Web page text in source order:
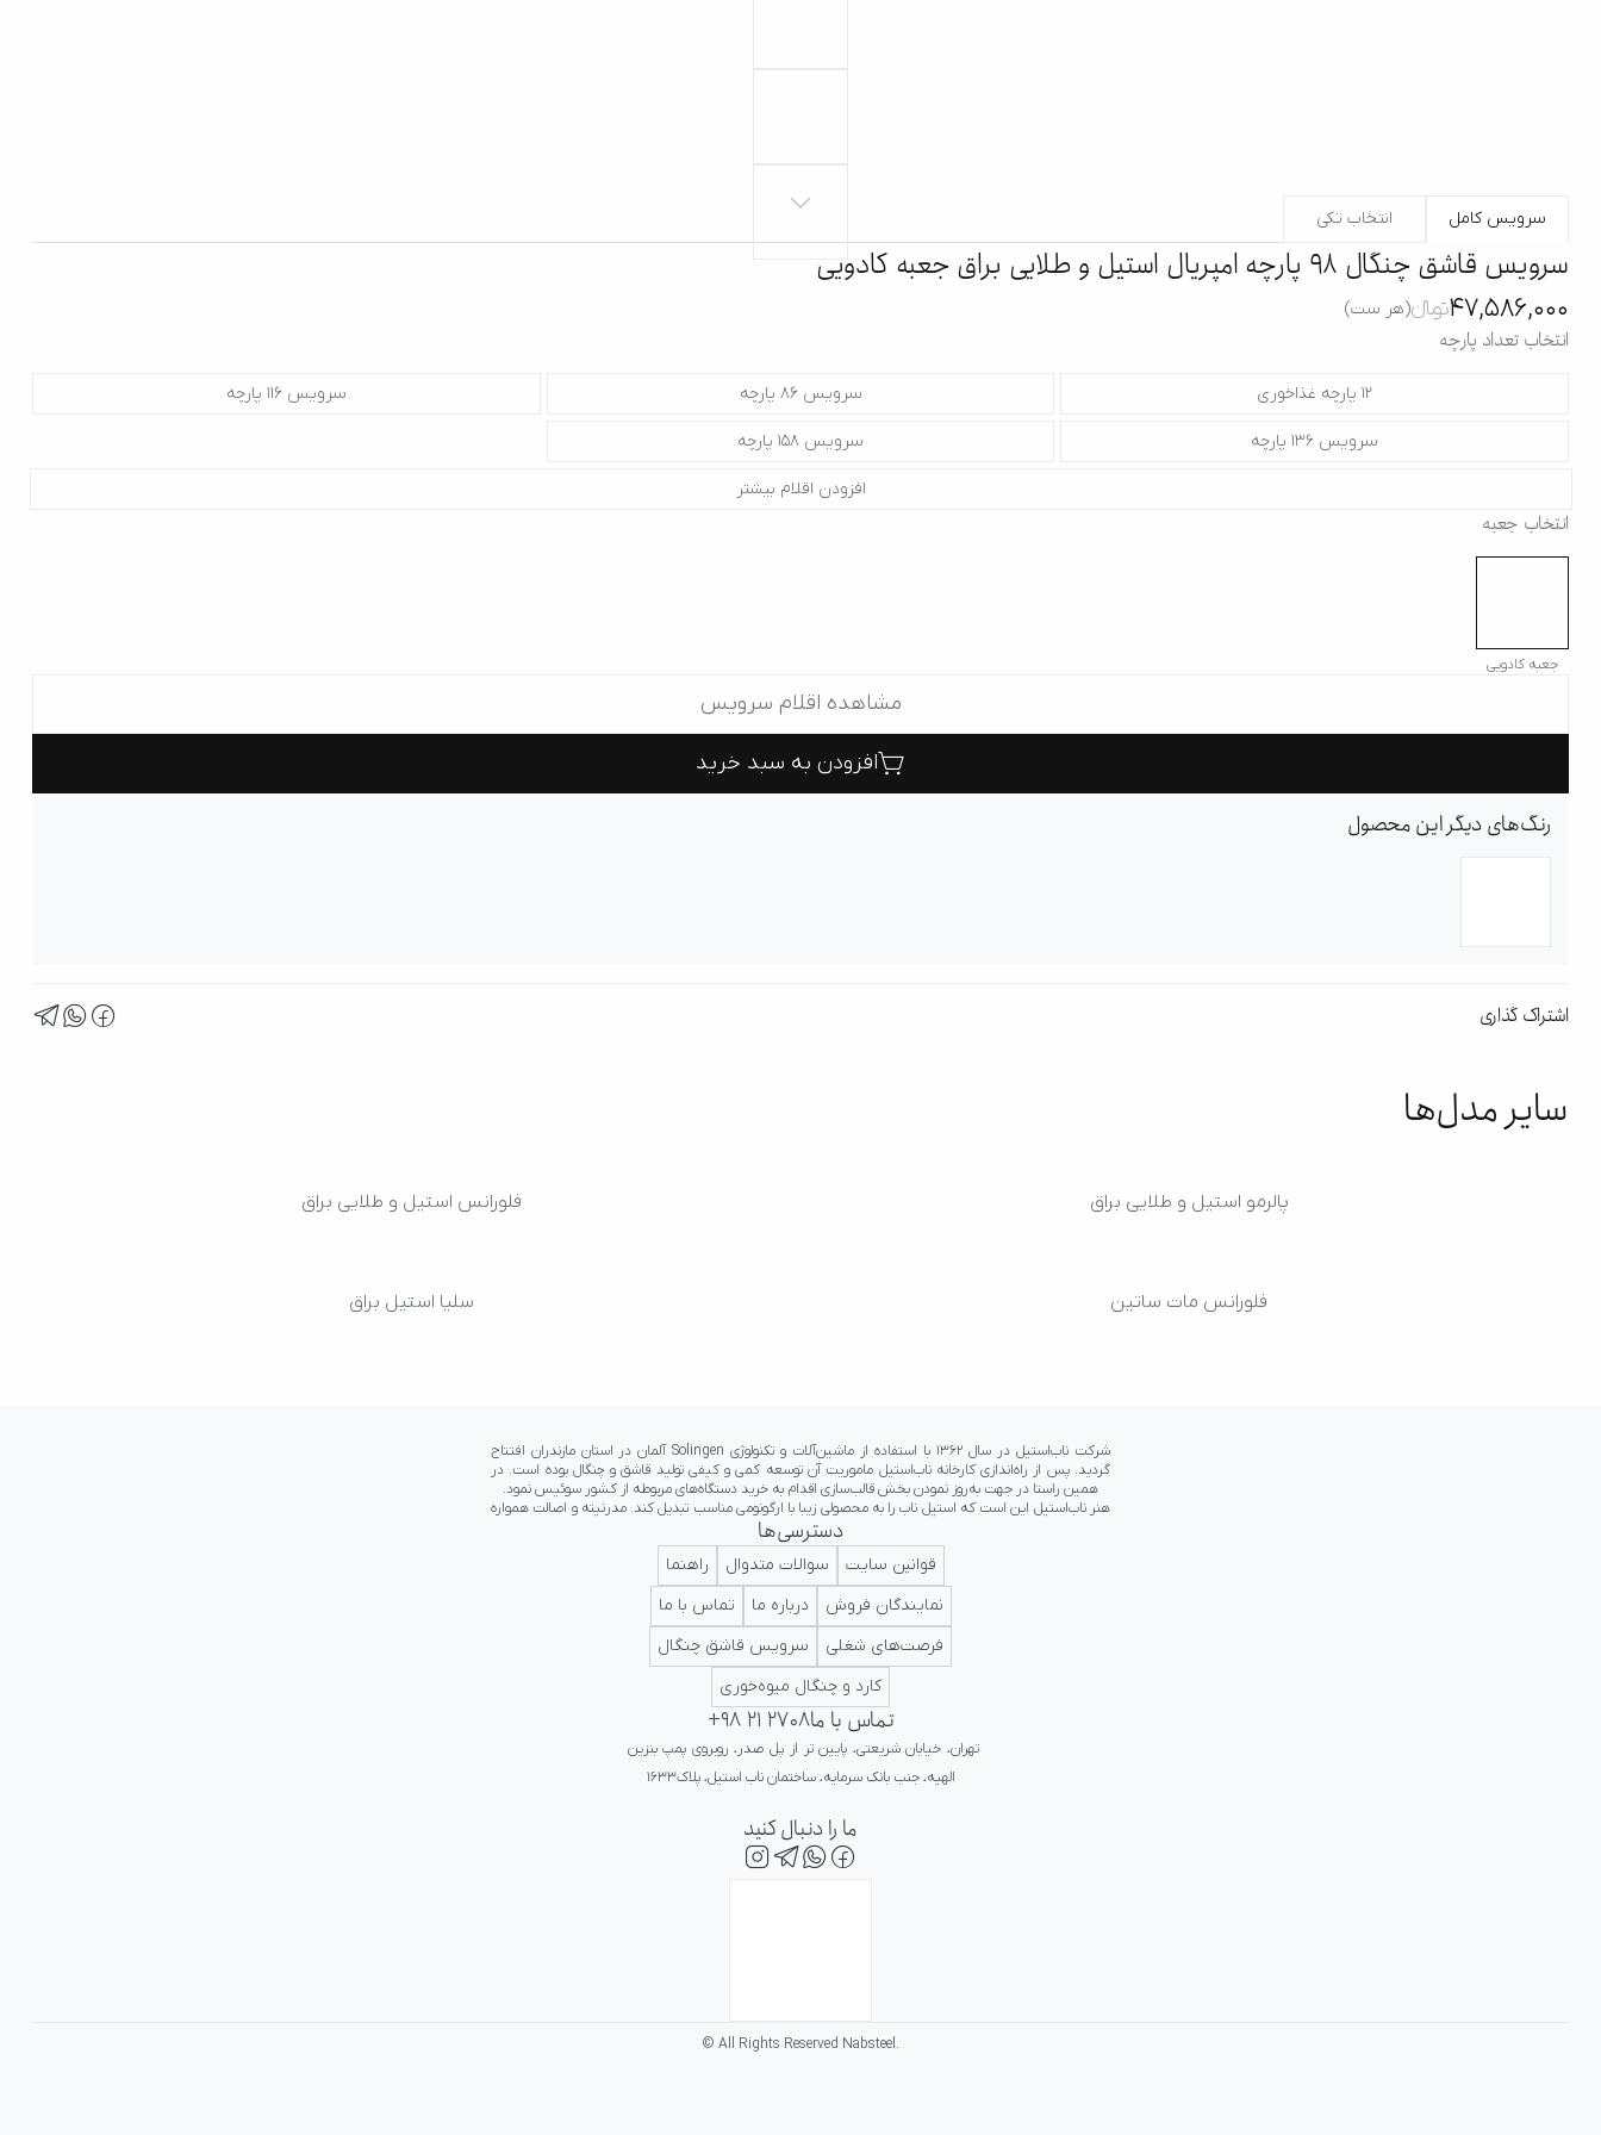
سرویس کامل انتخاب تکی
سرویس قاشق چنگال 98 پارچه امپریال استیل و طلایی براق جعبه کادویی
47,586,000تومانءءء(هر ست)
انتخاب تعداد پارچه
12 پارچه غذا‌خوری سرویس 86 پارچه سرویس 116 پارچه
سرویس 136 پارچه سرویس 158 پارچه
افزودن اقلام بیشتر
انتخاب جعبه
جعبه کادویی
مشاهده اقلام سرویس
افزودن به سبد خرید
رنگ‌های دیگر این محصول
اشتراک گذاری
سایر مدل‌ها
پالرمو استیل و طلایی براق فلورانس استیل و طلایی براق
فلورانس مات ساتین سلیا استیل براق
شده تا جایگاه ما به عنوان اولین برند ناب ایرانی در کلاس جهانی تداعی کننده اعتبار و پرستیژ برای ایرانیان باشد.
دسترسی‌ها
قوانین سایت سوالات متدوال
راهنما
نمایندگان فروش
درباره ما
تماس با ما
فرصت‌های شغلی
سرویس قاشق چنگال
کارد و چنگال میوه‌خوری
تماس با ما+98 21 2708
تهران، خیابان شریعتی، پایین تر از پل صدر، روبروی پمپ بنزین
الهیه، جنب بانک سرمایه، ساختمان ناب استیل، پلاک۱۶۳۳
ما را دنبال کنید
© All Rights Reserved Nabsteel.